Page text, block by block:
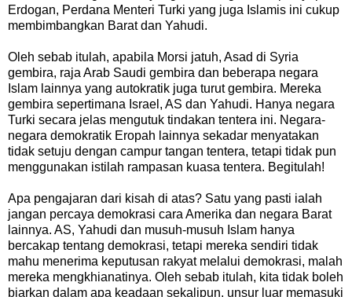
Erdogan, Perdana Menteri Turki yang juga Islamis ini cukup
membimbangkan Barat dan Yahudi.
Oleh sebab itulah, apabila Morsi jatuh, Asad di Syria
gembira, raja Arab Saudi gembira dan beberapa negara
Islam lainnya yang autokratik juga turut gembira. Mereka
gembira sepertimana Israel, AS dan Yahudi. Hanya negara
Turki secara jelas mengutuk tindakan tentera ini. Negara-
negara demokratik Eropah lainnya sekadar menyatakan
tidak setuju dengan campur tangan tentera, tetapi tidak pun
menggunakan istilah rampasan kuasa tentera. Begitulah!
Apa pengajaran dari kisah di atas? Satu yang pasti ialah
jangan percaya demokrasi cara Amerika dan negara Barat
lainnya. AS, Yahudi dan musuh-musuh Islam hanya
bercakap tentang demokrasi, tetapi mereka sendiri tidak
mahu menerima keputusan rakyat melalui demokrasi, malah
mereka mengkhianatinya. Oleh sebab itulah, kita tidak boleh
biarkan dalam apa keadaan sekalipun, unsur luar memasuki